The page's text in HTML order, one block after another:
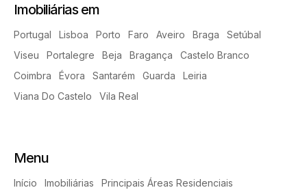
Imobiliárias em
Portugal Lisboa Porto Faro Aveiro Braga
Setúbal
Viseu
Portalegre Beja Bragança
Castelo Branco
Coimbra
Évora Santarém Guarda
Leiria
Viana Do Castelo
Vila Real
Menu
Início Imobiliárias Principais Áreas Residenciais